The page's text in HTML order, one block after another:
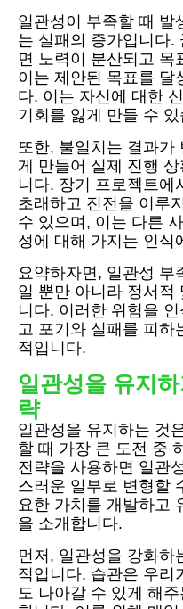
일관성이 부족할 때 발
는 실패의 증가입니다.
면 노력이 분산되고 목
이는 제안된 목표를 달
다. 이는 자신에 대한
기회를 잃게 만들 수 있
또한, 불일치는 결과가
게 만들어 실제 진행
니다. 장기 프로젝트에
초래하고 진전을 이루
수 있으며, 이는 다른
성에 대해 가지는 인식
요약하자면, 일관성 부
일 뿐만 아니라 정서적
니다. 이러한 위험을
고 포기와 실패를 피하
적입니다.
일관성을 유지
략
일관성을 유지하는 것
할 때 가장 큰 도전 중
전략을 사용하면 일관
스러운 일부로 변형할
요한 가치를 개발하고
을 소개합니다.
먼저, 일관성을 강화하
적입니다. 습관은 우리
도 나아갈 수 있게 해